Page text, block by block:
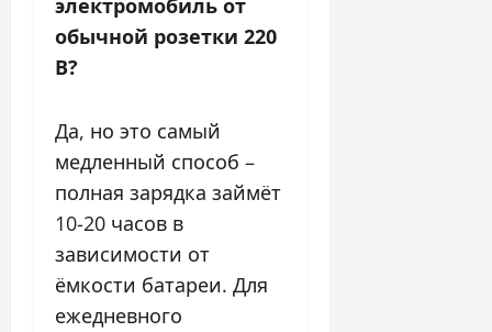
электромобиль от
обычной розетки 220
В?
Да, но это самый
медленный способ –
полная зарядка займёт
10-20 часов в
зависимости от
ёмкости батареи. Для
ежедневного